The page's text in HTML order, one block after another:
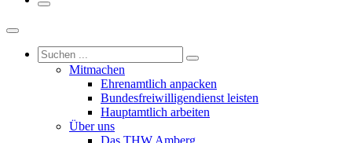
Mitmachen
Ehrenamtlich anpacken
Bundesfreiwilligendienst leisten
Hauptamtlich arbeiten
Über uns
Das THW Amberg